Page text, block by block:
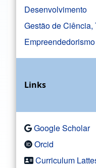
Desenvolvimento
Gestão de
Empreendedorismo
Links
Google Scholar
Orcid
Curriculum